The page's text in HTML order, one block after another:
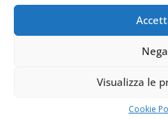
Nega
Visualizza le
Cookie